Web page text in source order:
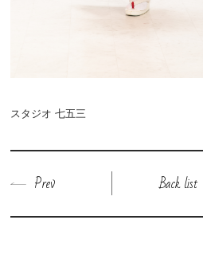
スタジオ 七五三
Prev Back list